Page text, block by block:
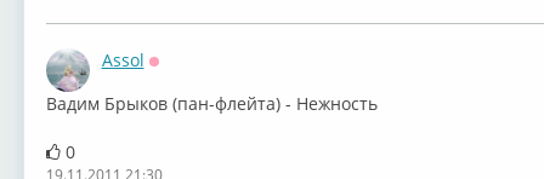
Assol
Вадим Брыков (пан-флейта) - Нежность
0
19.11.2011 21:30